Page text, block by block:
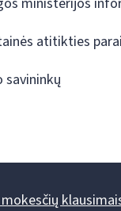
atitikties